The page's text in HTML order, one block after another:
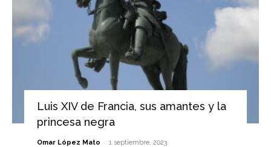
Luis XIV de Francia, sus amantes y la
princesa negra
Omar López Mato - 1 septiembre, 2023